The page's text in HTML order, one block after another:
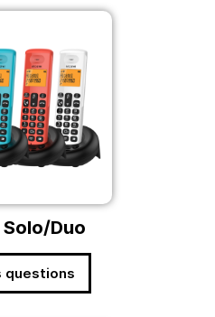
Duo
questions